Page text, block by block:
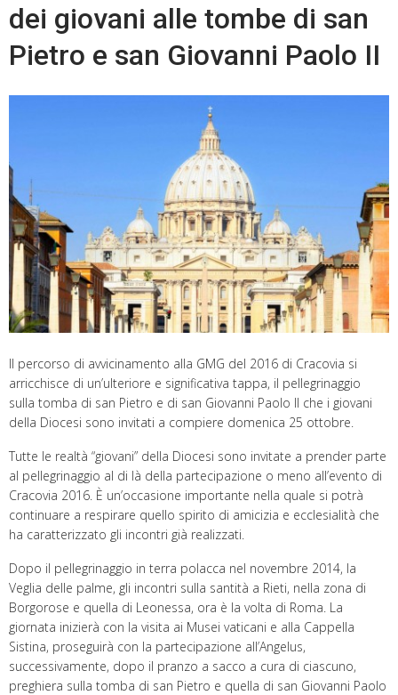
dei giovani alle tombe di san
Pietro e san Giovanni Paolo II
Il percorso di avvicinamento alla GMG del 2016 di Cracovia si
arricchisce di un’ulteriore e significativa tappa, il pellegrinaggio
sulla tomba di san Pietro e di san Giovanni Paolo II che i giovani
della Diocesi sono invitati a compiere domenica 25 ottobre.
Tutte le realtà “giovani” della Diocesi sono invitate a prender parte
al pellegrinaggio al di là della partecipazione o meno all’evento di
Cracovia 2016. È un’occasione importante nella quale si potrà
continuare a respirare quello spirito di amicizia e ecclesialità che
ha caratterizzato gli incontri già realizzati.
Dopo il pellegrinaggio in terra polacca nel novembre 2014, la
Veglia delle palme, gli incontri sulla santità a Rieti, nella zona di
Borgorose e quella di Leonessa, ora è la volta di Roma. La
giornata inizierà con la visita ai Musei vaticani e alla Cappella
Sistina, proseguirà con la partecipazione all’Angelus,
successivamente, dopo il pranzo a sacco a cura di ciascuno,
preghiera sulla tomba di san Pietro e quella di san Giovanni Paolo